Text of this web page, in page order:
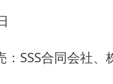
SSS合同会社、